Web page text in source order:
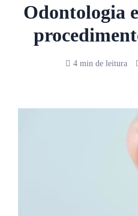
Odontologia
4 min de leitura